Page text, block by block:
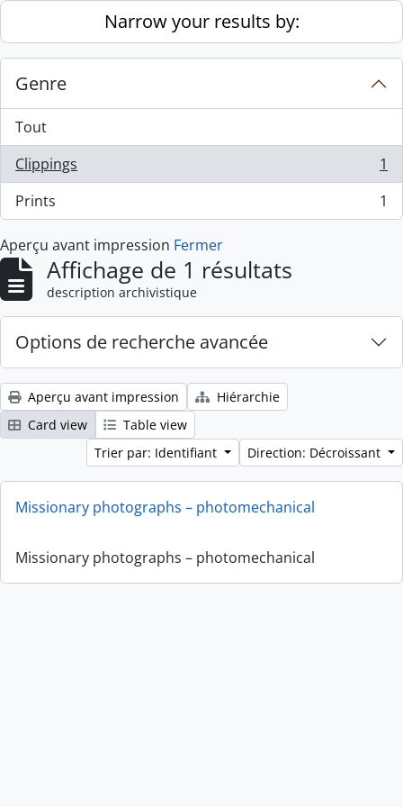
Skip to main contentNarrow your results by:
Genre
Tout
Clippings
, 1 résultats
1
Prints
, 1 résultats 1
Aperçu avant impression Fermer
Affichage de 1 résultats
description archivistique
Options de recherche avancée
Aperçu avant impression
Hiérarchie
Card view
Table view
Trier par: Identifiant
Direction: Décroissant
Missionary photographs – photomechanical
Missionary photographs – photomechanical